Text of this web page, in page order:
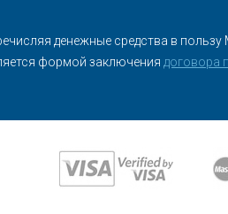
денежные средства в
формой заключения договора